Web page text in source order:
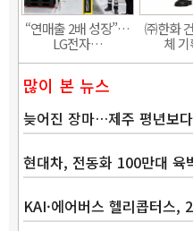
“연매출 2배 성장”…
LG전자…
㈜한화
체
많이 본 뉴스
늦어진 장마…제주 평년보
현대차, 전동화 100만대
KAI·에어버스 헬리콥터스,